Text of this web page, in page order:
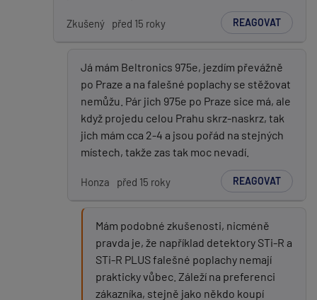
Zkušený před 15 roky REAGOVAT
Já mám Beltronics 975e, jezdím převážně
po Praze a na falešné poplachy se stěžovat
nemůžu. Pár jich 975e po Praze sice má, ale
když projedu celou Prahu skrz-naskrz, tak
jich mám cca 2-4 a jsou pořád na stejných
místech, takže zas tak moc nevadí.
Honza před 15 roky REAGOVAT
Mám podobné zkušenosti, nicméně
pravda je, že například detektory STi-R a
STi-R PLUS falešné poplachy nemají
prakticky vůbec. Záleží na preferenci
zákazníka, stejně jako někdo koupí